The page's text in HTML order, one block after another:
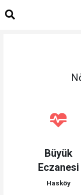
Büyük
Eczanesi
Hasköy